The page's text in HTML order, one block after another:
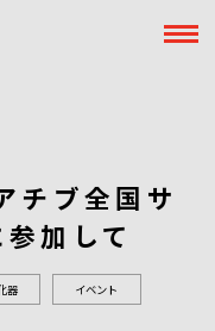
チブ全国サ
加して
器 イベント